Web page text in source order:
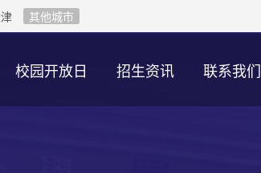
其他城市
校园开放日 招生资讯 联系我们